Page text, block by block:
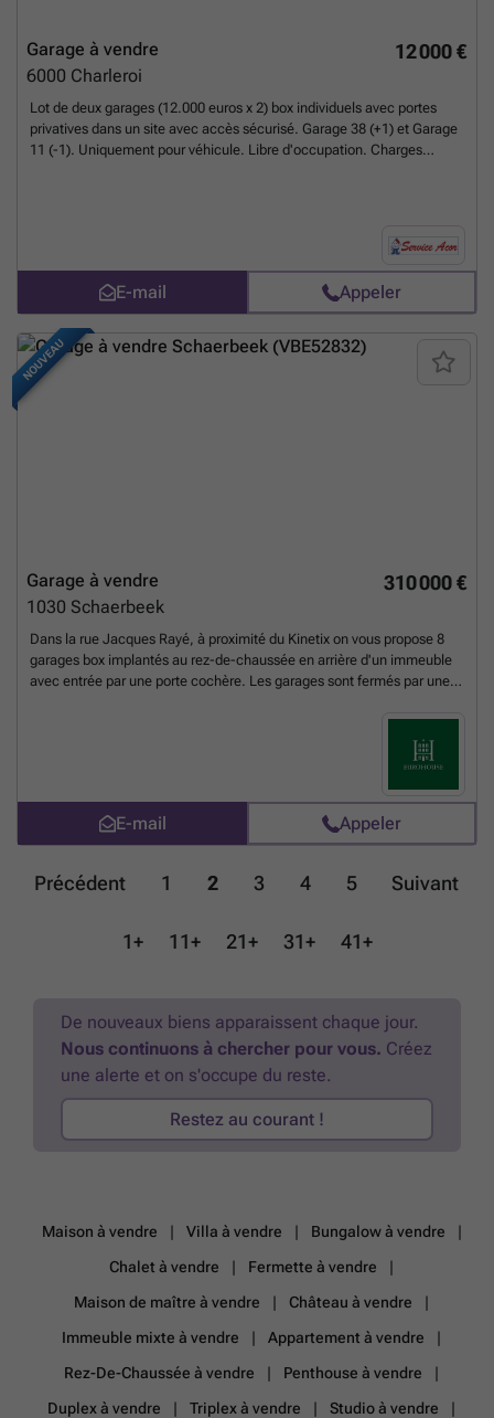
12 000 €
Garage à vendre
6000 Charleroi
Lot de deux garages (12.000 euros x 2) box individuels avec portes
privatives dans un site avec accès sécurisé. Garage 38 (+1) et Garage
11 (-1). Uniquement pour véhicule. Libre d'occupation. Charges
E-mail Appeler
NOUVEAU
310 000 €
Garage à vendre
1030 Schaerbeek
Dans la rue Jacques Rayé, à proximité du Kinetix on vous propose 8
garages box implantés au rez-de-chaussée en arrière d'un immeuble
avec entrée par une porte cochère. Les garages sont fermés par une
En savoir plus
E-mail Appeler
Précédent 1 2 3 4 5 Suivant
1+ 11+ 21+ 31+ 41+
De nouveaux biens apparaissent chaque jour.
Nous continuons à chercher pour vous. Créez
une alerte et on s'occupe du reste.
Restez au courant !
Maison à vendre Villa à vendre
Bungalow à vendre
Chalet à vendre
Fermette à vendre
Maison de maître à vendre
Château à vendre
Immeuble mixte à vendre
Appartement à vendre
Rez-De-Chaussée à vendre
Penthouse à vendre
Duplex à vendre
Triplex à vendre
Studio à vendre